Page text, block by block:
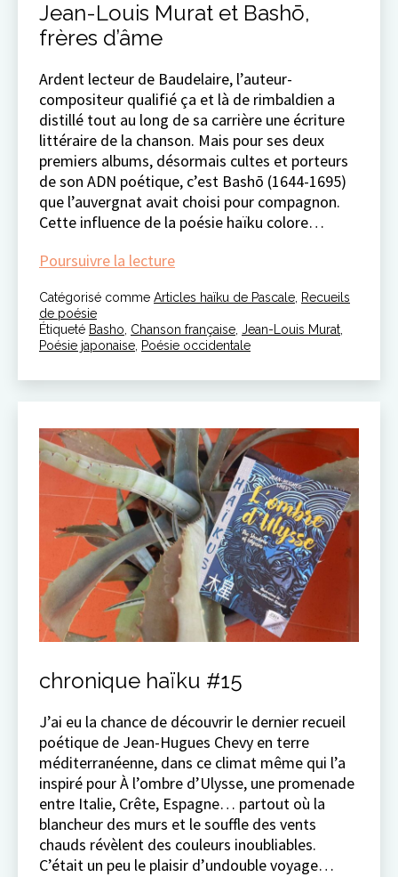
Jean-Louis Murat et Bashō,
frères d’âme
Ardent lecteur de Baudelaire, l’auteur-
compositeur qualifié ça et là de rimbaldien a
distillé tout au long de sa carrière une écriture
littéraire de la chanson. Mais pour ses deux
premiers albums, désormais cultes et porteurs
de son ADN poétique, c’est Bashō (1644-1695)
que l’auvergnat avait choisi pour compagnon.
Cette influence de la poésie haïku colore…
Poursuivre la lectureJean-
Murat
et
Bashō,
d’âme
Catégorisé comme Articles haïku de Pascale, Recueils
de poésie
Étiqueté Basho, Chanson française, Jean-Louis Murat,
Poésie japonaise, Poésie occidentale
chronique haïku #15
J’ai eu la chance de découvrir le dernier recueil
poétique de Jean-Hugues Chevy en terre
méditerranéenne, dans ce climat même qui l’a
inspiré pour À l’ombre d’Ulysse, une promenade
entre Italie, Crête, Espagne… partout où la
blancheur des murs et le souffle des vents
chauds révèlent des couleurs inoubliables.
C’était un peu le plaisir d’undouble voyage…